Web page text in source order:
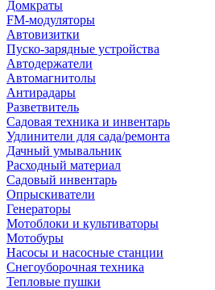
Домкраты
FM-модуляторы
Автовизитки
Пуско-зарядные устройства
Автодержатели
Автомагнитолы
Антирадары
Разветвитель
Садовая техника и инвентарь
Удлинители для сада/ремонта
Дачный умывальник
Расходный материал
Садовый инвентарь
Опрыскиватели
Генераторы
Мотоблоки и культиваторы
Мотобуры
Насосы и насосные станции
Снегоуборочная техника
Тепловые пушки